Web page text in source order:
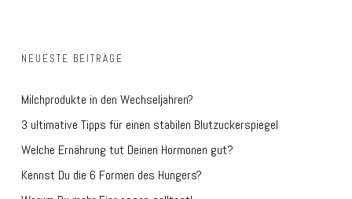
NEUESTE BEITRÄGE
Milchprodukte in den Wechseljahren?
3 ultimative Tipps für einen stabilen Blutzuckerspiegel
Welche Ernährung tut Deinen Hormonen gut?
Kennst Du die 6 Formen des Hungers?